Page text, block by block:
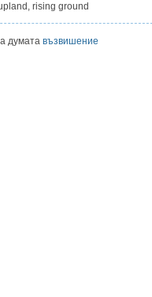
rising ground
думата възвишение